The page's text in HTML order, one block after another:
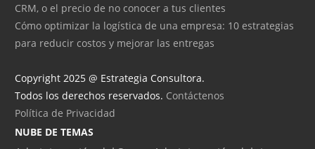
CRM, o el precio de no conocer a tus clientes
Cómo optimizar la logística de una empresa: 10 estrategias
para reducir costos y mejorar las entregas
Copyright 2025 @ Estrategia Consultora.
Todos los derechos reservados. Contáctenos
Política de Privacidad
NUBE DE TEMAS